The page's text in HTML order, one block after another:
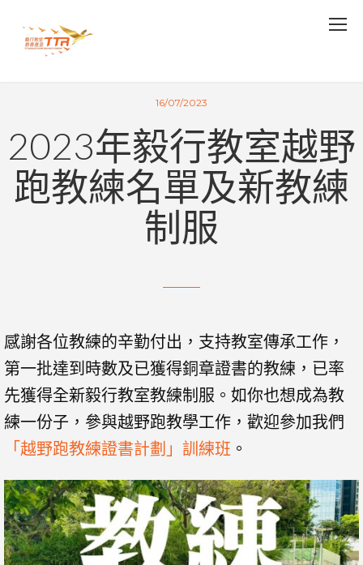
16/07/2023
2023年毅行教室越野
跑教練名單及新教練
制服
感謝各位教練的辛勤付出，支持教室傳承工作，
第一批達到時數及已獲得銅章證書的教練，已率
先獲得全新毅行教室教練制服。如你也想成為教
練一份子，參與越野跑教學工作，歡迎參加我們
「越野跑教練證書計劃」訓練班 。